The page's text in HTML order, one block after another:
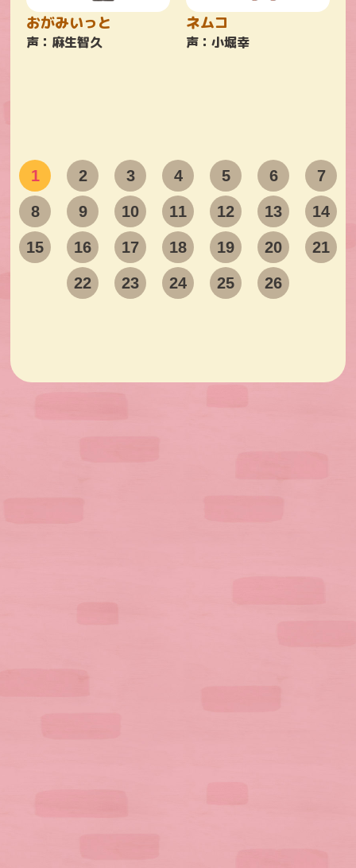
おがみいっと
声：麻生智久
ネムコ
声：小堀幸
1 2 3 4 5 6 7
8 9 10 11 12 13 14
15 16 17 18 19 20 21
22 23 24 25 26